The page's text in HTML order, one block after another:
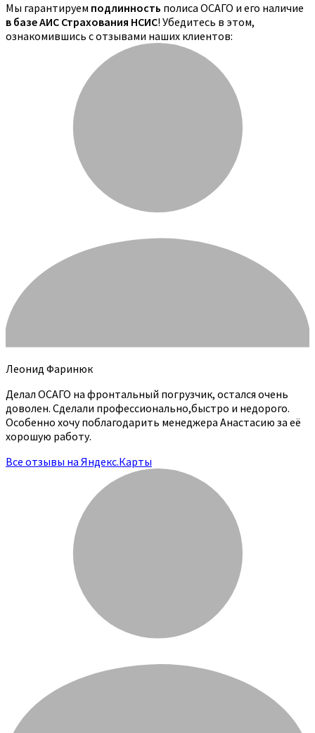
Мы гарантируем подлинность полиса ОСАГО и его наличие
в базе АИС Страхования НСИС! Убедитесь в этом,
ознакомившись с отзывами наших клиентов:
Леонид Фаринюк
Делал ОСАГО на фронтальный погрузчик, остался очень
доволен. Сделали профессионально,быстро и недорого.
Особенно хочу поблагодарить менеджера Анастасию за её
хорошую работу.
Все отзывы на Яндекс.Карты